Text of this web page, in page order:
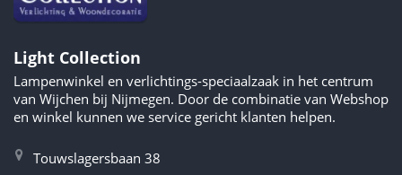
Light Collection
Lampenwinkel en verlichtings-speciaalzaak in het centrum
van Wijchen bij Nijmegen. Door de combinatie van Webshop
en winkel kunnen we service gericht klanten helpen.
Touwslagersbaan 38